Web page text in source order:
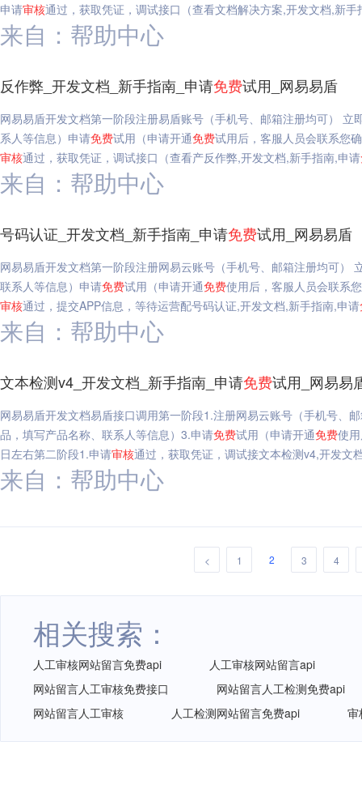
申请审核通过，获取凭证，调试接口（查看文档解决方案,开发文档,新手
来自：帮助中心
反作弊_开发文档_新手指南_申请免费试用_网易易盾
网易易盾开发文档第一阶段注册易盾账号（手机号、邮箱注册均可）
系人等信息）申请免费试用（申请开通免费试用后，客服人员会联系您
审核通过，获取凭证，调试接口（查看产反作弊,开发文档,新手指南,申请
来自：帮助中心
号码认证_开发文档_新手指南_申请免费试用_网易易盾
网易易盾开发文档第一阶段注册网易云账号（手机号、邮箱注册均可
联系人等信息）申请免费试用（申请开通免费使用后，客服人员会联系
审核通过，提交APP信息，等待运营配号码认证,开发文档,新手指南,申请
来自：帮助中心
文本检测v4_开发文档_新手指南_申请免费试用_网易易
网易易盾开发文档易盾接口调用第一阶段1.注册网易云账号（手机号、
品，填写产品名称、联系人等信息）3.申请免费试用（申请开通免费使
日左右第二阶段1.申请审核通过，获取凭证，调试接文本检测v4,开发文
来自：帮助中心
< 1 2 3 4
相关搜索：
人工审核网站留言免费api
人工审核网站留言api
网站留言人工审核免费接口
网站留言人工检测免费api
网站留言人工审核
人工检测网站留言免费api 审